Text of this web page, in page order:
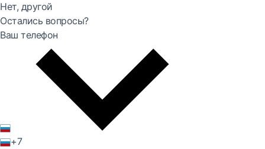
Нет, другой
Остались вопросы?
Ваш телефон
+7